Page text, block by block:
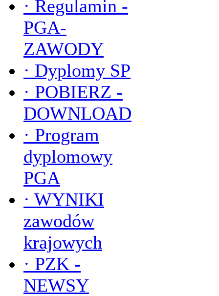
· Regulamin -
PGA-
ZAWODY
· Dyplomy SP
· POBIERZ -
DOWNLOAD
· Program
dyplomowy
PGA
· WYNIKI
zawodów
krajowych
· PZK -
NEWSY